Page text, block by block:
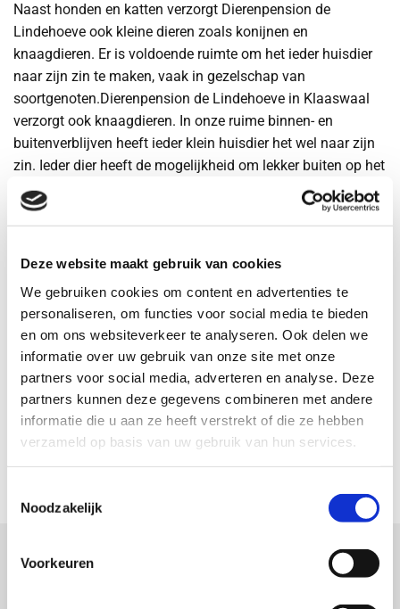
Deze website maakt gebruik van cookies
We gebruiken cookies om content en advertenties te
personaliseren, om functies voor social media te bieden
en om ons websiteverkeer te analyseren. Ook delen we
informatie over uw gebruik van onze site met onze
partners voor social media, adverteren en analyse. Deze
partners kunnen deze gegevens combineren met andere
informatie die u aan ze heeft verstrekt of die ze hebben
verzameld op basis van uw gebruik van hun services.
Noodzakelijk
Voorkeuren
Naast honden en katten verzorgt Dierenpension de
Lindehoeve ook kleine dieren zoals konijnen en
knaagdieren. Er is voldoende ruimte om het ieder huisdier
naar zijn zin te maken, vaak in gezelschap van
soortgenoten.Dierenpension de Lindehoeve in Klaaswaal
verzorgt ook knaagdieren. In onze ruime binnen- en
buitenverblijven heeft ieder klein huisdier het wel naar zijn
zin. Ieder dier heeft de mogelijkheid om lekker buiten op het
landgoed rond te lopen, altijd onder toezicht van onze
dierenverzorgers. Mocht uw knaagdier een afwijkende
verzorging nodig hebben dan is dit geen probleem, al onze
medewerkers zijn gediplomeerd en helpen uw dier met veel